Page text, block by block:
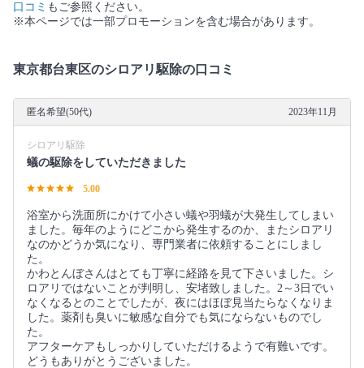
口コミ もご参照ください。
※本ページでは一部プロモーションを含む場合があります。
東京都台東区のシロアリ駆除の口コミ
匿名希望(50代) 2023年11月
シロアリ駆除
蟻の駆除をしていただきました
5.00
浴室から洗面所にかけて小さい蟻や羽蟻が大発生してしまい
ました。毎年のようにどこから発生するのか、またシロアリ
なのかどうか気になり、専門業者に依頼することにしまし
た。
かわとんぼさんはとても丁寧に経路を見て下さいました。シ
ロアリではないことが判明し、安堵致しました。2～3日でい
なくなるとのことでしたが、夜にはほぼ見当たらなくなりま
した。薬剤も臭いに敏感な自分でも気にならないものでし
た。
アフターケアもしっかりしていただけるようで有難いです。
どうもありがとうございました。